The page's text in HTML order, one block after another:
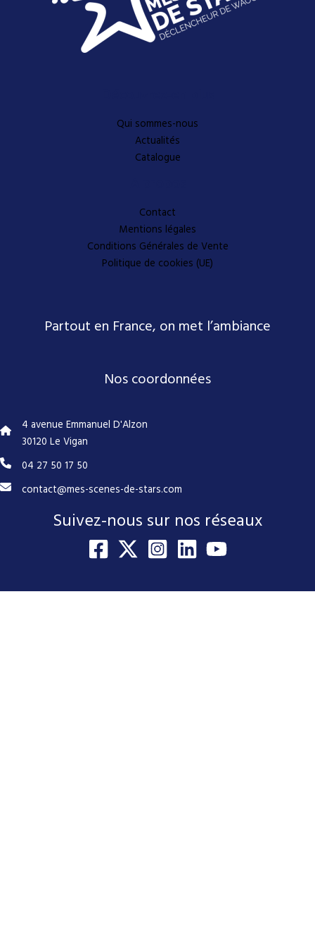
Qui sommes-nous
Actualités
Catalogue
Contact
Mentions légales
Conditions Générales de Vente
Politique de cookies (UE)
Partout en France, on met l’ambiance
Nos coordonnées
4 avenue Emmanuel D'Alzon
30120 Le Vigan
04 27 50 17 50
contact@mes-scenes-de-stars.com
Suivez-nous sur nos réseaux